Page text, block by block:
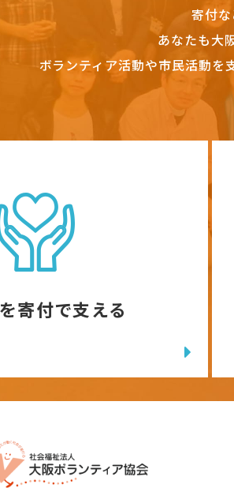
寄付
あなたも大
ボランティア活動や市民活動を
寄付で支える